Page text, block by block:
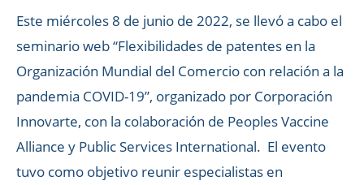
Este miércoles 8 de junio de 2022, se llevó a cabo el
seminario web “Flexibilidades de patentes en la
Organización Mundial del Comercio con relación a la
pandemia COVID-19”, organizado por Corporación
Innovarte, con la colaboración de Peoples Vaccine
Alliance y Public Services International. El evento
tuvo como objetivo reunir especialistas en